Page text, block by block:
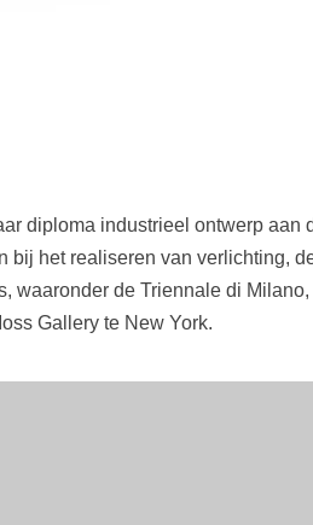
diploma industrieel ontwerp aan
bij het realiseren van verlichting,
waaronder de Triennale di
Gallery te New York.